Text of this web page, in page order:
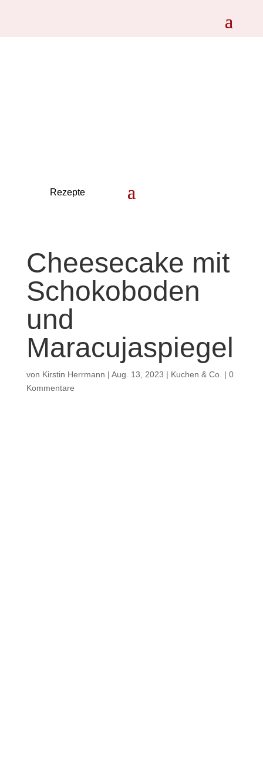
Cheesecake mit
Schokoboden
und
Maracujaspiegel
von Kirstin Herrmann | Aug. 13, 2023 | Kuchen & Co. | 0
Kommentare